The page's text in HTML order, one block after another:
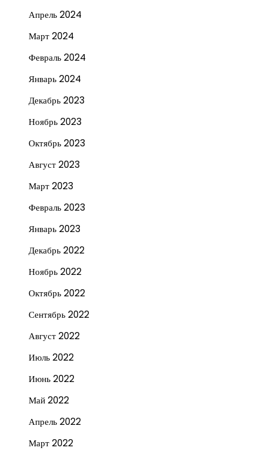
Апрель 2024
Март 2024
Февраль 2024
Январь 2024
Декабрь 2023
Ноябрь 2023
Октябрь 2023
Август 2023
Март 2023
Февраль 2023
Январь 2023
Декабрь 2022
Ноябрь 2022
Октябрь 2022
Сентябрь 2022
Август 2022
Июль 2022
Июнь 2022
Май 2022
Апрель 2022
Март 2022